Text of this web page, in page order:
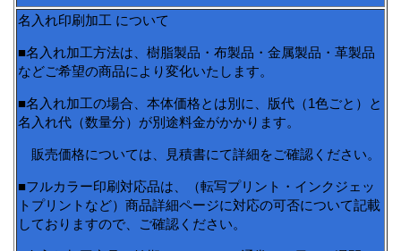
名入れ印刷加工 について
■名入れ加工方法は、樹脂製品・布製品・金属製品・革製品
などご希望の商品により変化いたします。
■名入れ加工の場合、本体価格とは別に、版代（1色ごと）と
名入れ代（数量分）が別途料金がかかります。
販売価格については、見積書にて詳細をご確認ください。
■フルカラー印刷対応品は、（転写プリント・インクジェッ
トプリントなど）商品詳細ページに対応の可否について記載
しておりますので、ご確認ください。